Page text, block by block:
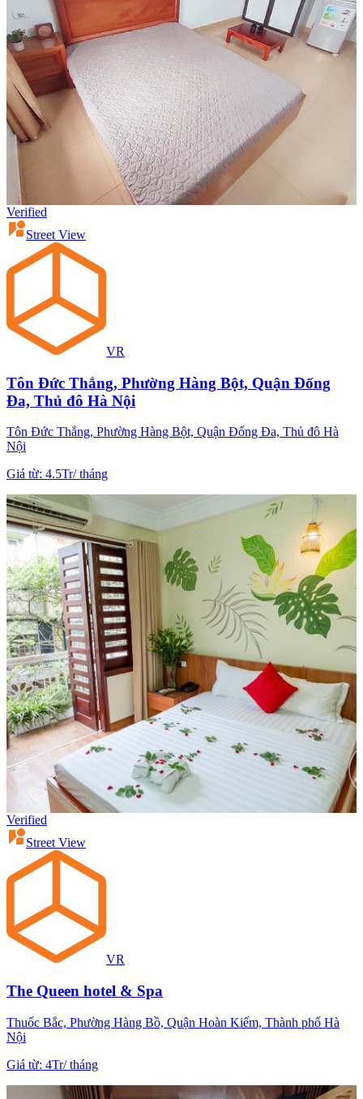
Verified
Street View
VR
Tôn Đức Thắng, Phường Hàng Bột, Quận Đống
Đa, Thủ đô Hà Nội
Tôn Đức Thắng, Phường Hàng Bột, Quận Đống Đa, Thủ đô Hà
Nội
Giá từ: 4.5Tr/tháng
Verified
Street View
VR
The Queen hotel & Spa
Thuốc Bắc, Phường Hàng Bồ, Quận Hoàn Kiếm, Thành phố Hà
Nội
Giá từ: 4Tr/tháng